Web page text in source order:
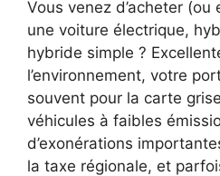
Vous venez d’acheter (ou
une voiture électrique,
hybride simple ?
l’environnement, votre
souvent pour la carte
véhicules à faibles
d’exonérations
la taxe régionale, et